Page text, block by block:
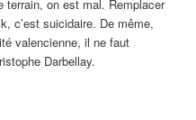
terrain, on est mal. Remplacer
c’est suicidaire. De même,
valencienne, il ne faut
Darbellay.